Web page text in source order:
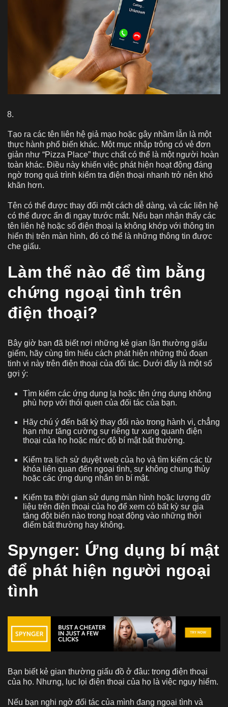
Tạo ra các tên liên hệ giả mạo hoặc gây nhầm lẫn là một
thực hành phổ biến khác. Một mục nhập trông có vẻ đơn
giản như “Pizza Place” thực chất có thể là một người hoàn
toàn khác. Điều này khiến việc phát hiện hoạt động đáng
ngờ trong quá trình kiểm tra điện thoại nhanh trở nên khó
khăn hơn.
Tên có thể được thay đổi một cách dễ dàng, và các liên hệ
có thể được ẩn đi ngay trước mắt. Nếu bạn nhận thấy các
tên liên hệ hoặc số điện thoại lạ không khớp với thông tin
hiển thị trên màn hình, đó có thể là những thông tin được
che giấu.
Làm thế nào để tìm bằng
chứng ngoại tình trên
điện thoại?
Bây giờ bạn đã biết nơi những kẻ gian lận thường giấu
giếm, hãy cùng tìm hiểu cách phát hiện những thủ đoạn
tinh vi này trên điện thoại của đối tác. Dưới đây là một số
gợi ý:
Tìm kiếm các ứng dụng lạ hoặc tên ứng dụng không
phù hợp với thói quen của đối tác của bạn.
Hãy chú ý đến bất kỳ thay đổi nào trong hành vi, chẳng
hạn như tăng cường sự riêng tư xung quanh điện
thoại của họ hoặc mức độ bí mật bất thường.
Kiểm tra lịch sử duyệt web của họ và tìm kiếm các từ
khóa liên quan đến ngoại tình, sự không chung thủy
hoặc các ứng dụng nhắn tin bí mật.
Kiểm tra thời gian sử dụng màn hình hoặc lượng dữ
liệu trên điện thoại của họ để xem có bất kỳ sự gia
tăng đột biến nào trong hoạt động vào những thời
điểm bất thường hay không.
Spynger: Ứng dụng bí mật
để phát hiện người ngoại
tình
Bạn biết kẻ gian thường giấu đồ ở đâu: trong điện thoại
của họ. Nhưng, lục lọi điện thoại của họ là việc nguy hiểm.
Nếu bạn nghi ngờ đối tác của mình đang ngoại tình và